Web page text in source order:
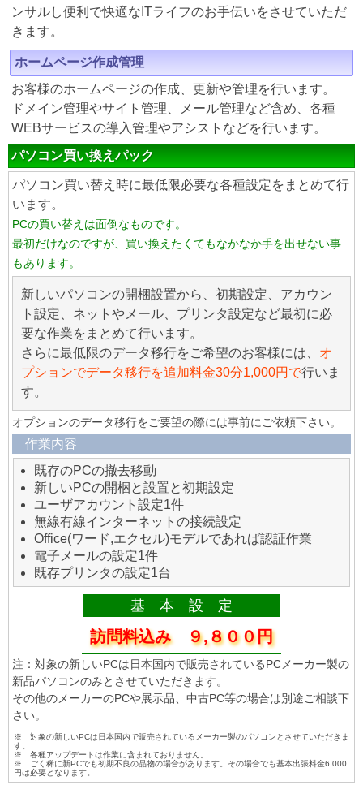
ンサルし便利で快適なITライフのお手伝いをさせていただ
きます。
ホームページ作成管理
お客様のホームページの作成、更新や管理を行います。
ドメイン管理やサイト管理、メール管理など含め、各種
WEBサービスの導入管理やアシストなどを行います。
パソコン買い換えパック
パソコン買い替え時に最低限必要な各種設定をまとめて行
います。
PCの買い替えは面倒なものです。
最初だけなのですが、買い換えたくてもなかなか手を出せない事
もあります。
新しいパソコンの開梱設置から、初期設定、アカウン
ト設定、ネットやメール、プリンタ設定など最初に必
要な作業をまとめて行います。
さらに最低限のデータ移行をご希望のお客様には、 オ
プションでデータ移行を追加料金30分1,000円で行いま
す。
オプションのデータ移行をご要望の際には事前にご依頼下さい。
作業内容
既存のPCの撤去移動
新しいPCの開梱と設置と初期設定
ユーザアカウント設定1件
無線有線インターネットの接続設定
Office(ワード,エクセル)モデルであれば認証作業
電子メールの設定1件
既存プリンタの設定1台
基 本 設 定
訪問料込み ９,８００円
注：対象の新しいPCは日本国内で販売されているPCメーカー製の
新品パソコンのみとさせていただきます。
その他のメーカーのPCや展示品、中古PC等の場合は別途ご相談下
さい。
※ 対象の新しいPCは日本国内で販売されているメーカー製のパソコンとさせていただきま
す。
※ 各種アップデートは作業に含まれておりません。
※ ごく稀に新PCでも初期不良の品物の場合があります。その場合でも基本出張料金6,000
円は必要となります。